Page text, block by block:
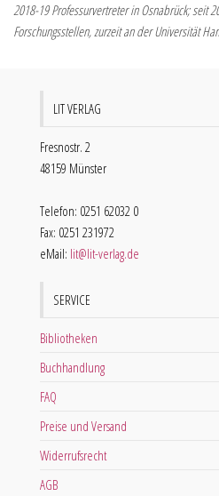
2018-19 Professurvertreter in Osnabrück; seit
Forschungsstellen, zurzeit an der Universität
LIT VERLAG
Fresnostr. 2
48159 Münster
Telefon: 0251 62032 0
Fax: 0251 231972
eMail: lit@lit-verlag.de
SERVICE
Bibliotheken
Buchhandlung
FAQ
Preise und Versand
Widerrufsrecht
AGB